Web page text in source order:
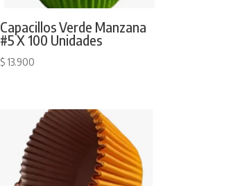
Capacillos Verde Manzana
#5 X 100 Unidades
$ 13.900